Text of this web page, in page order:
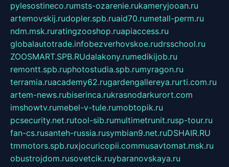
pylesostineco.rumsts-ozarenie.rukameryjooan.ru
artemovskij.rudopler.spb.ruaid70.rumetall-perm.ru
ndm.msk.ruratingzooshop.ruapiaccess.ru
globalautotrade.infobezverhovskoe.rudrsschool.ru
ZOOSMART.SPB.RUdalakony.rumedikijob.ru
remontt.spb.ruphotostudia.spb.rumyragon.ru
terramia.ruacademy62.rugardengallereya.rurti.com.ru
artem-news.rubiserinca.rukrasnodarkurort.com
imshowtv.rumebel-v-tule.rumobtopik.ru
pcsecurity.net.rutool-sib.rumultimetrunit.rusp-tour.ru
fan-cs.rusanteh-russia.rusymbian9.net.ruDSHAIR.RU
tmmotors.spb.ruxjocuricopii.commusavtomat.msk.ru
obustrojdom.rusovetcik.ruybaranovskaya.ru